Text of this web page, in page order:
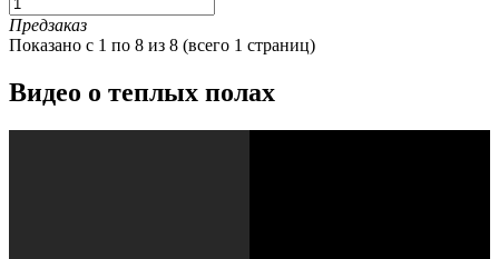
Предзаказ
Показано с 1 по 8 из 8 (всего 1 страниц)
Видео о теплых полах